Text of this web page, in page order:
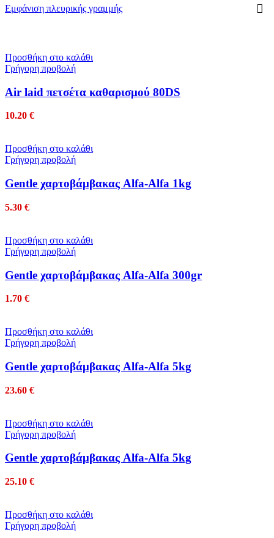
Εμφάνιση πλευρικής γραμμής
Προσθήκη στο καλάθι
Γρήγορη προβολή
Air laid πετσέτα καθαρισμού 80DS
10.20 €
Προσθήκη στο καλάθι
Γρήγορη προβολή
Gentle χαρτοβάμβακας Alfa-Alfa 1kg
5.30 €
Προσθήκη στο καλάθι
Γρήγορη προβολή
Gentle χαρτοβάμβακας Alfa-Alfa 300gr
1.70 €
Προσθήκη στο καλάθι
Γρήγορη προβολή
Gentle χαρτοβάμβακας Alfa-Alfa 5kg
23.60 €
Προσθήκη στο καλάθι
Γρήγορη προβολή
Gentle χαρτοβάμβακας Alfa-Alfa 5kg
25.10 €
Προσθήκη στο καλάθι
Γρήγορη προβολή